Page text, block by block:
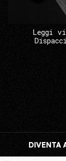
Leggi
DIVENTA